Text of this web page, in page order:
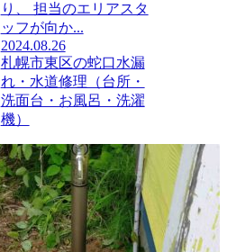
り、 担当のエリアスタ
ッフが向か...
2024.08.26
札幌市東区の蛇口水漏
れ・水道修理（台所・
洗面台・お風呂・洗濯
機）